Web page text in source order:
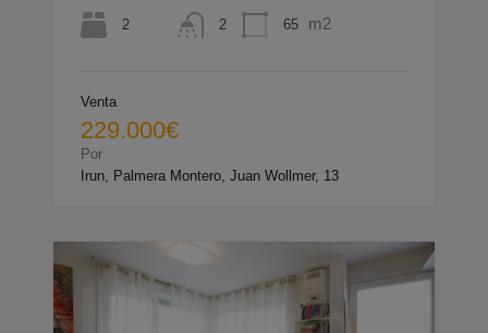
2 2 65 m2
Venta
229.000€
Por
Irun, Palmera Montero, Juan Wollmer, 13